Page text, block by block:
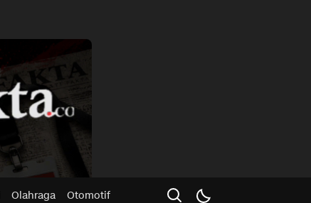
Olahraga Otomotif